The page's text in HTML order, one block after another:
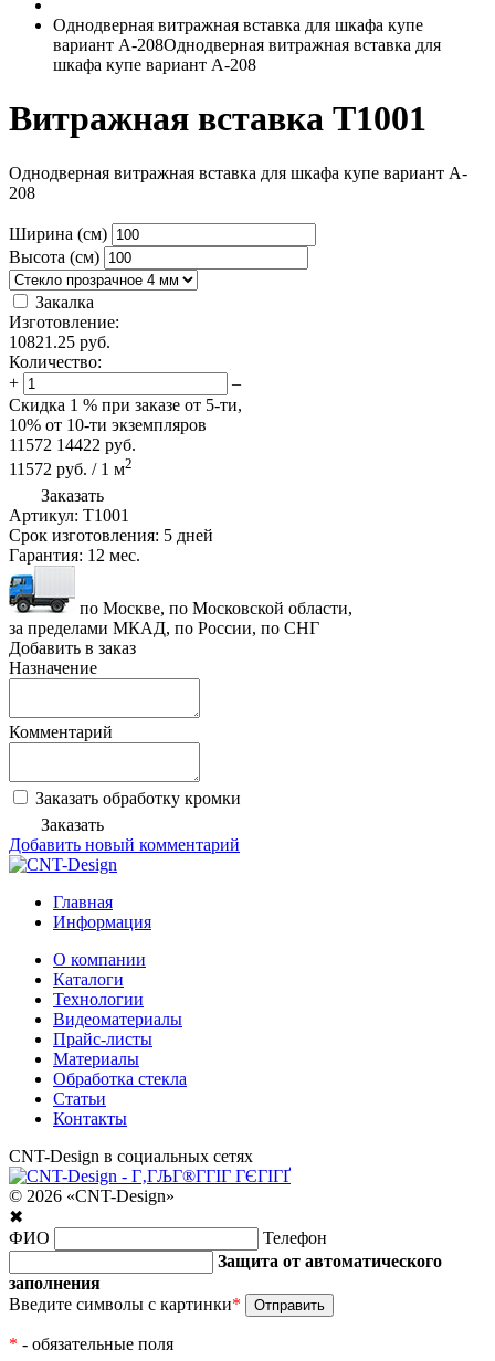
Однодверная витражная вставка для шкафа купе
вариант A-208Однодверная витражная вставка для
шкафа купе вариант A-208
Витражная вставка T1001
Однодверная витражная вставка для шкафа купе вариант A-
208
Ширина (см)
Высота (см)
Закалка
Изготовление:
10821.25 руб.
Количество:
+
–
Скидка 1 % при заказе от 5-ти,
10% от 10-ти экземпляров
11572 14422 руб.
11572 руб. / 1 м2
Заказать
Артикул: T1001
Срок изготовления: 5 дней
Гарантия: 12 мес.
по Москве, по Московской области,
за пределами МКАД, по России, по СНГ
Добавить в заказ
Назначение
Комментарий
Заказать обработку кромки
Заказать
Добавить новый комментарий
Главная
Информация
О компании
Каталоги
Технологии
Видеоматериалы
Прайс-листы
Материалы
Обработка стекла
Статьи
Контакты
CNT-Design в социальных сетях
© 2026 «CNT-Design»
✖
ФИО
Телефон
Защита от автоматического
заполнения
Введите символы с картинки*
* - обязательные поля